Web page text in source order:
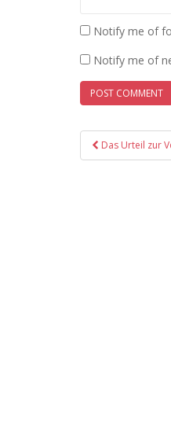
Notify me of
Notify me of
PostDas Urteil zur